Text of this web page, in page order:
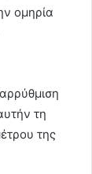
ομηρία
τη
της